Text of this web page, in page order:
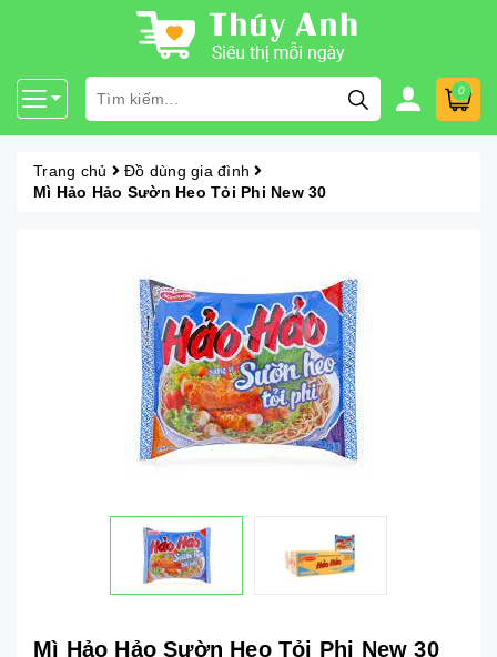
0
Trang chủ
Đồ dùng gia đình
Mì Hảo Hảo Sườn Heo Tỏi Phi New 30
Mì Hảo Hảo Sườn Heo Tỏi Phi New 30